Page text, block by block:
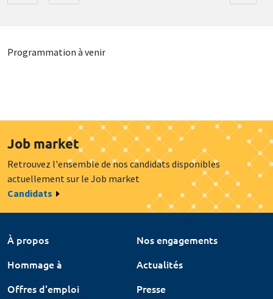
Programmation à venir
Job market
Retrouvez l'ensemble de nos candidats disponibles
actuellement sur le Job market
Candidats
À propos
Nos engagements
Hommage à
Actualités
Offres d'emploi
Presse